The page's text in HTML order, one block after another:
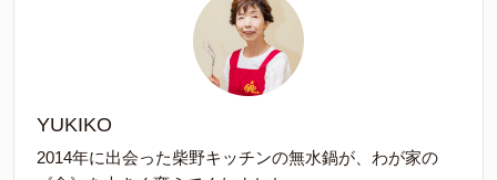
YUKIKO
2014年に出会った柴野キッチンの無水鍋が、わが家の